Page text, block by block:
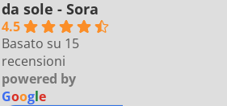
da sole - Sora
4.5
Basato su 15
recensioni
powered by
Google